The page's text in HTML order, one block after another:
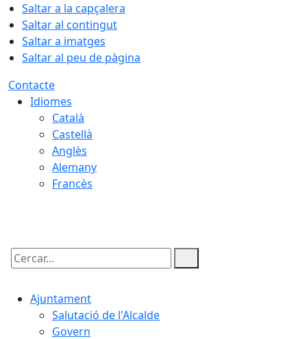
Saltar a la capçalera
Saltar al contingut
Saltar a imatges
Saltar al peu de pàgina
Contacte
Idiomes
Català
Castellà
Anglès
Alemany
Francès
Cercar:
Ajuntament
Salutació de l'Alcalde
Govern